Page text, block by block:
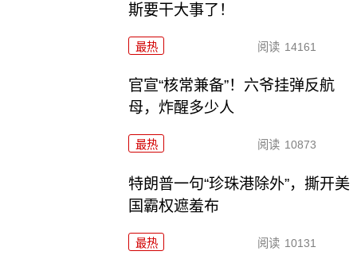
斯要干大事了！
最热 阅读 14161
官宣“核常兼备”！六爷挂弹反航
母，炸醒多少人
最热 阅读 10873
特朗普一句“珍珠港除外”，撕开美
国霸权遮羞布
最热 阅读 10131